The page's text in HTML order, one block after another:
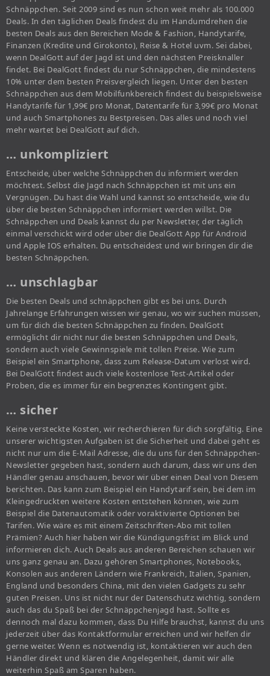
Schnäppchen. Seit 2009 sind es nun schon weit mehr als 100.000
Deals. In den täglichen Deals findest du im Handumdrehen die
besten Deals aus den Bereichen Mode & Fashion, Handytarife,
Finanzen (Kredite und Girokonto), Reise & Hotel uvm. Sei dabei,
wenn DealGott auf der Jagd ist und den nächsten Preisknaller
findet. Bei DealGott findest du nur Schnäppchen, die mindestens
10% unter dem besten Preisvergleich liegen. Unter den besten
Schnäppchen aus dem Mobilfunkbereich findest du beispielsweise
Handytarife für 1,99€ pro Monat, Datentarife für 3,99€ pro Monat
und auch Smartphones zu Bestpreisen. Das alles und noch viel
mehr wartet bei DealGott auf dich.
… unkompliziert
Entscheide, über welche Schnäppchen du informiert werden
möchtest. Selbst die Jagd nach Schnäppchen ist mit uns ein
Vergnügen. Du hast die Wahl und kannst so entscheide, wie du
über die besten Schnäppchen informiert werden willst. Die
Schnäppchen und Deals kannst du per Newsletter, der täglich
einmal verschickt wird oder über die DealGott App für Android
und Apple IOS erhalten. Du entscheidest und wir bringen dir die
besten Schnäppchen.
… unschlagbar
Die besten Deals und schnäppchen gibt es bei uns. Durch
Jahrelange Erfahrungen wissen wir genau, wo wir suchen müssen,
um für dich die besten Schnäppchen zu finden. DealGott
ermöglicht dir nicht nur die besten Schnäppchen und Deals,
sondern auch viele Gewinnspiele mit tollen Preise. Wie zum
Beispiel ein Smartphone, dass zum Release-Datum verlost wird.
Bei DealGott findest auch viele kostenlose Test-Artikel oder
Proben, die es immer für ein begrenztes Kontingent gibt.
… sicher
Keine versteckte Kosten, wir recherchieren für dich sorgfältig. Eine
unserer wichtigsten Aufgaben ist die Sicherheit und dabei geht es
nicht nur um die E-Mail Adresse, die du uns für den Schnäppchen-
Newsletter gegeben hast, sondern auch darum, dass wir uns den
Händler genau anschauen, bevor wir über einen Deal von Diesem
berichten. Das kann zum Beispiel ein Handytarif sein, bei dem im
Kleingedruckten weitere Kosten entstehen können, wie zum
Beispiel die Datenautomatik oder voraktivierte Optionen bei
Tarifen. Wie wäre es mit einem Zeitschriften-Abo mit tollen
Prämien? Auch hier haben wir die Kündigungsfrist im Blick und
informieren dich. Auch Deals aus anderen Bereichen schauen wir
uns ganz genau an. Dazu gehören Smartphones, Notebooks,
Konsolen aus anderen Ländern wie Frankreich, Italien, Spanien,
England und besonders China, mit den vielen Gadgets zu sehr
guten Preisen. Uns ist nicht nur der Datenschutz wichtig, sondern
auch das du Spaß bei der Schnäppchenjagd hast. Sollte es
dennoch mal dazu kommen, dass Du Hilfe brauchst, kannst du uns
jederzeit über das Kontaktformular erreichen und wir helfen dir
gerne weiter. Wenn es notwendig ist, kontaktieren wir auch den
Händler direkt und klären die Angelegenheit, damit wir alle
weiterhin Spaß am Sparen haben.